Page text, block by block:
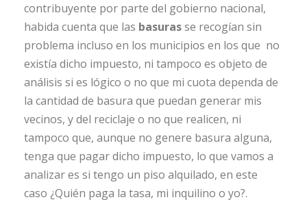
contribuyente por parte del gobierno nacional,
habida cuenta que las basurasse recogían sin
problema incluso en los municipios en los que no
existía dicho impuesto, ni tampoco es objeto de
análisis si es lógico o no que mi cuota dependa de
la cantidad de basura que puedan generar mis
vecinos, y del reciclaje o no que realicen, ni
tampoco que, aunque no genere basura alguna,
tenga que pagar dicho impuesto, lo que vamos a
analizar es si tengo un piso alquilado, en este
caso ¿Quién paga la tasa, mi inquilino o yo?.